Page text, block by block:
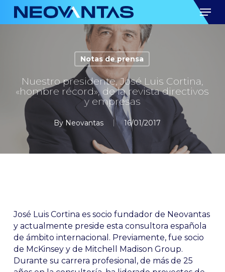
Skip
Menu
Notas de prensa
Nuestro presidente, José Luis Cortina,
«hombre récord», de la revista directivos
y empresas
By Neovantas 16/01/2017
José Luis Cortina es socio fundador de Neovantas
y actualmente preside esta consultora española
de ámbito internacional. Previamente, fue socio
de McKinsey y de Mitchell Madison Group.
Durante su carrera profesional, de más de 25